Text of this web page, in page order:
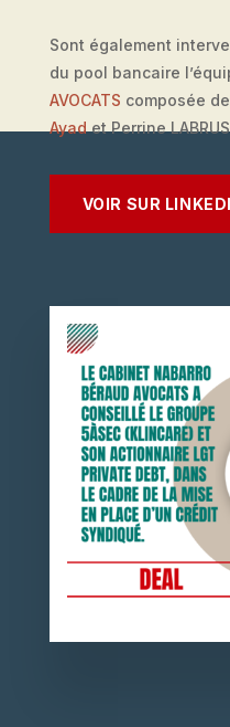
Sont également
du pool bancaire
AVOCATS composée de
Ayad et Perrine
VOIR SUR